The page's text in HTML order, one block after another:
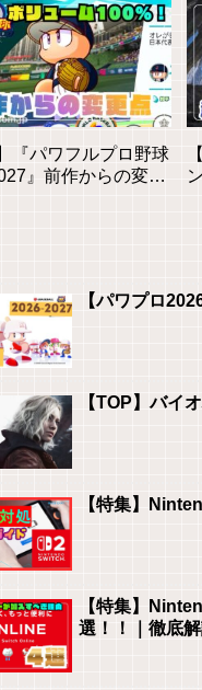
『パワフルプロ野球
』前作からの変更
【パワプロ
【TOP】バイ
【特集】
【特集】
選！！｜徹底